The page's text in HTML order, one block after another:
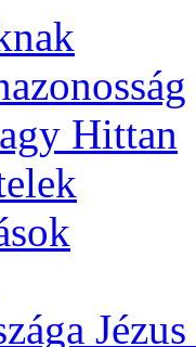
Hittan